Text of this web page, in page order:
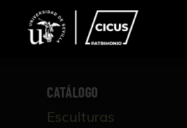
CATÁLOGO
Esculturas